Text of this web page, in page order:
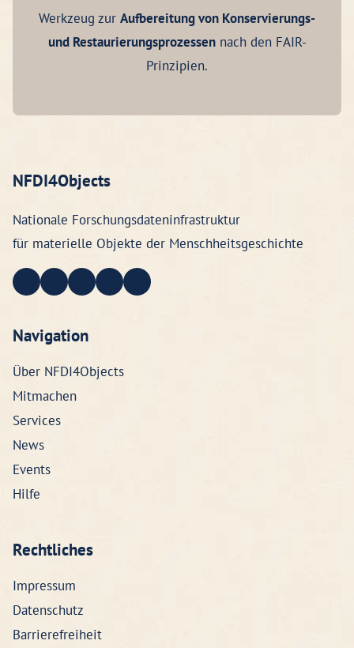
Werkzeug zur Aufbereitung von Konservierungs-
und Restaurierungsprozessennach den FAIR-
Prinzipien.
NFDI4Objects
Nationale Forschungsdateninfrastruktur
für materielle Objekte der Menschheitsgeschichte
Navigation
Über NFDI4Objects
Mitmachen
Services
News
Events
Hilfe
Rechtliches
Impressum
Datenschutz
Barrierefreiheit